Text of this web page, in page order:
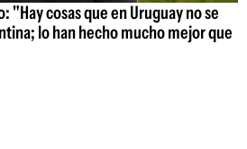
"Hay cosas que en Uruguay no se
lo han hecho mucho mejor que